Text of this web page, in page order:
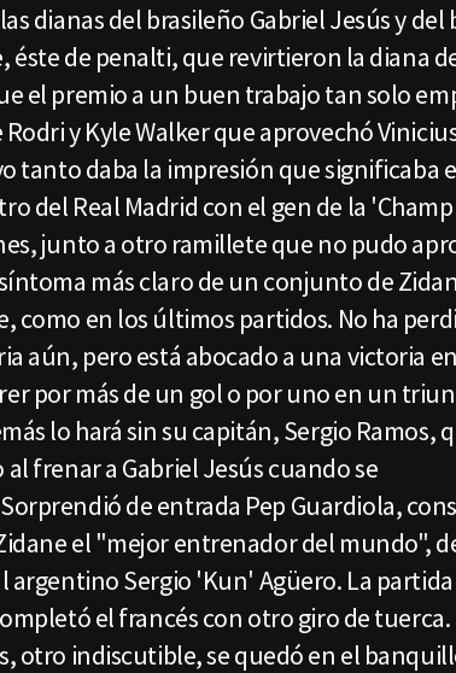
dianas del brasileño Gabriel Jesús y del
éste de penalti, que revirtieron la diana
el premio a un buen trabajo tan solo
y Kyle Walker que aprovechó
tanto daba la impresión que significaba
del Real Madrid con el gen de la
junto a otro ramillete que no pudo
más claro de un conjunto de
como en los últimos partidos. No ha
aún, pero está abocado a una victoria en
por más de un gol o por uno en un
lo hará sin su capitán, Sergio Ramos,
frenar a Gabriel Jesús cuando se
de entrada Pep Guardiola,
el "mejor entrenador del mundo",
argentino Sergio 'Kun' Agüero. La
el francés con otro giro de tuerca.
otro indiscutible, se quedó en el